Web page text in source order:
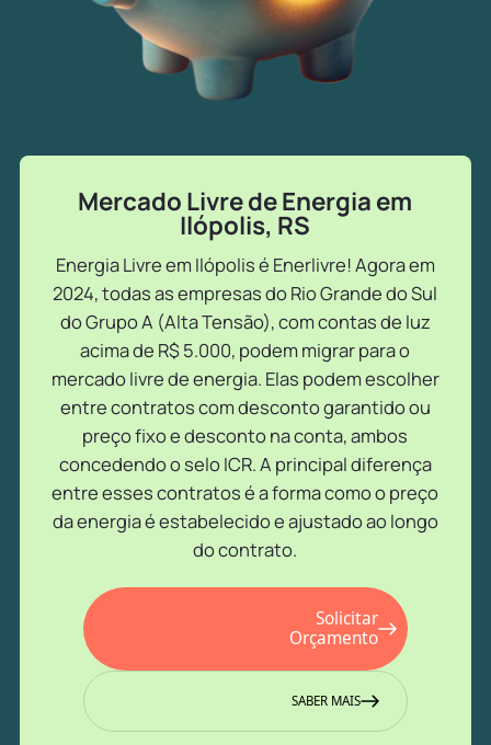
Mercado Livre de Energia em
Ilópolis, RS
Energia Livre em Ilópolis é Enerlivre! Agora em
2024, todas as empresas do Rio Grande do Sul
do Grupo A (Alta Tensão), com contas de luz
acima de R$ 5.000, podem migrar para o
mercado livre de energia. Elas podem escolher
entre contratos com desconto garantido ou
preço fixo e desconto na conta, ambos
concedendo o selo ICR. A principal diferença
entre esses contratos é a forma como o preço
da energia é estabelecido e ajustado ao longo
do contrato.
Solicitar
Orçamento
SABER MAIS